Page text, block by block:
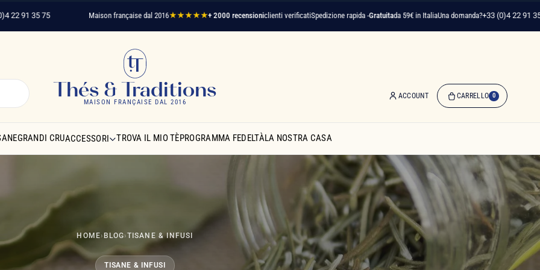
75 Maison française dal 2016★★★★★+ 2000 recensioniclienti verificatiSpedizione rapida -Gratuitada 59€ in ItaliaUna domanda?+33 (0)4 22 91 35 75
Thés & Traditions
MAISON FRANÇAISE DAL 2016
ACCOUNT CARRELLO 0
Il
Mio
Carrello
GRANDI CRUACCESSORI TROVA IL MIO TÈPROGRAMMA FEDELTÀLA NOSTRA CASA
HOME› BLOG›TISANE & INFUSI
TISANE & INFUSI